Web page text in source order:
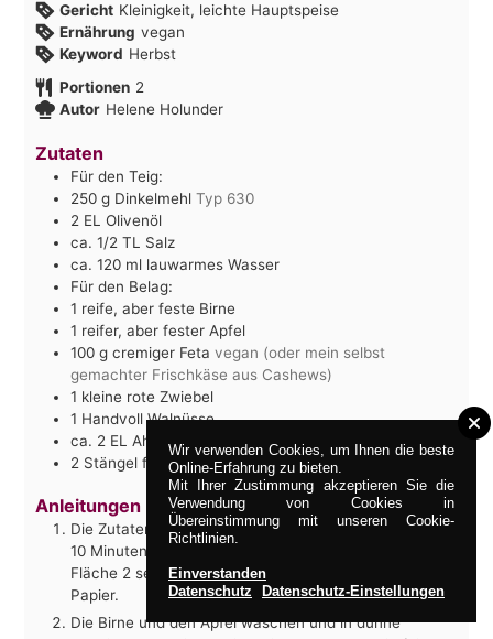
Gericht Kleinigkeit, leichte Hauptspeise
Ernährung vegan
Keyword Herbst
Portionen 2
Autor Helene Holunder
Zutaten
Für den Teig:
250 g Dinkelmehl Typ 630
2 EL Olivenöl
ca. 1/2 TL
Salz
ca. 120 ml lauwarmes Wasser
Für den Belag:
1 reife, aber feste Birne
1 reifer, aber fester Apfel
100 g cremiger Feta vegan (oder mein selbst
gemachter Frischkäse aus Cashews)
1 kleine rote Zwiebel
1 Handvoll Walnüsse
ca. 2 EL Ahornsirup
2 Stängel frischer Thymian die Blättchen
Anleitungen
Die Zutaten für den Teig in einer Schüssel verkneten.
10 Minuten ruhen lassen, dann auf einer bemehlten
Fläche 2 sehr dünne Fladen ausrollen - fast wie
Papier.
Die Birne und den Apfel waschen und in dünne
Wir verwenden Cookies, um Ihnen die beste
Online-Erfahrung zu bieten.
Mit Ihrer Zustimmung akzeptieren Sie die
Verwendung von Cookies in
Übereinstimmung mit unseren Cookie-
Richtlinien.
Einverstanden
Datenschutz
Datenschutz-Einstellungen